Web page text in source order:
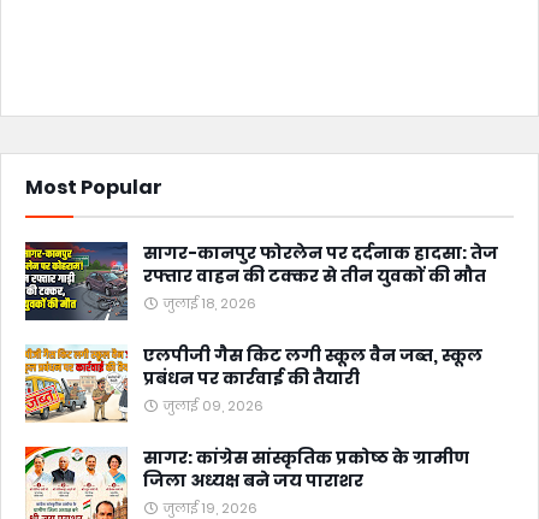
Most Popular
सागर-कानपुर फोरलेन पर दर्दनाक हादसा: तेज
रफ्तार वाहन की टक्कर से तीन युवकों की मौत
जुलाई 18, 2026
एलपीजी गैस किट लगी स्कूल वैन जब्त, स्कूल
प्रबंधन पर कार्रवाई की तैयारी
जुलाई 09, 2026
सागर: कांग्रेस सांस्कृतिक प्रकोष्ठ के ग्रामीण
जिला अध्यक्ष बने जय पाराशर
जुलाई 19, 2026